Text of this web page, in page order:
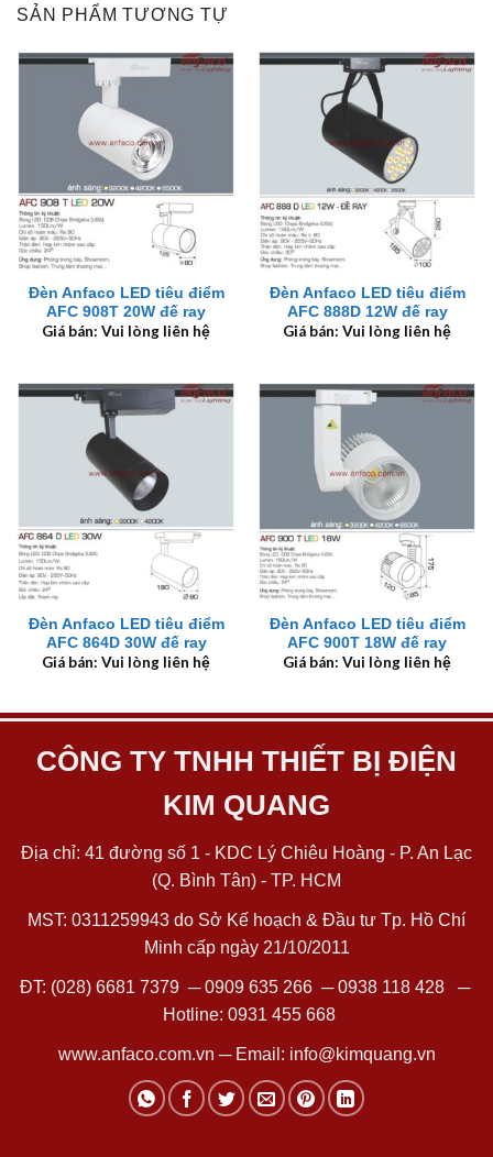
SẢN PHẨM TƯƠNG TỰ
Đèn Anfaco LED tiêu điểm
AFC 908T 20W đế ray
Giá bán: Vui lòng liên hệ
Đèn Anfaco LED tiêu điểm
AFC 888D 12W đế ray
Giá bán: Vui lòng liên hệ
Đèn Anfaco LED tiêu điểm
AFC 864D 30W đế ray
Giá bán: Vui lòng liên hệ
Đèn Anfaco LED tiêu điểm
AFC 900T 18W đế ray
Giá bán: Vui lòng liên hệ
CÔNG TY TNHH THIẾT BỊ ĐIỆN
KIM QUANG
Địa chỉ: 41 đường số 1 - KDC Lý Chiêu Hoàng - P. An Lạc
(Q. Bình Tân) - TP. HCM
MST: 0311259943 do Sở Kế hoạch & Đầu tư Tp. Hồ Chí
Minh cấp ngày 21/10/2011
ĐT: (028) 6681 7379 ─0909 635 266─0938 118 428─
Hotline: 0931 455 668
www.anfaco.com.vn ─ Email: info@kimquang.vn